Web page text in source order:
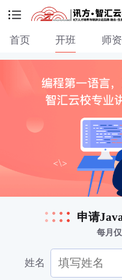
首页 开班 师资
申请
每月
姓名